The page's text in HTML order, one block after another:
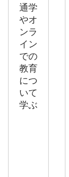
通学
やオ
ンラ
イン
での
教育
につ
いて
学ぶ